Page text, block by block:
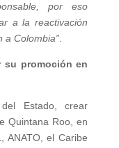
por eso
a la reactivación
a Colombia”.
su promoción en
Estado, crear
Quintana Roo, en
ANATO, el Caribe